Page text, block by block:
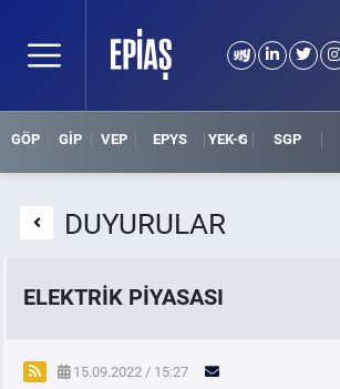
GÖP GİP VEP EPYS YEK-G SGP
DUYURULAR
ELEKTRİK PİYASASI
SPOT ELEKTRİK PİYASALARI
15.09.2022 / 15:27